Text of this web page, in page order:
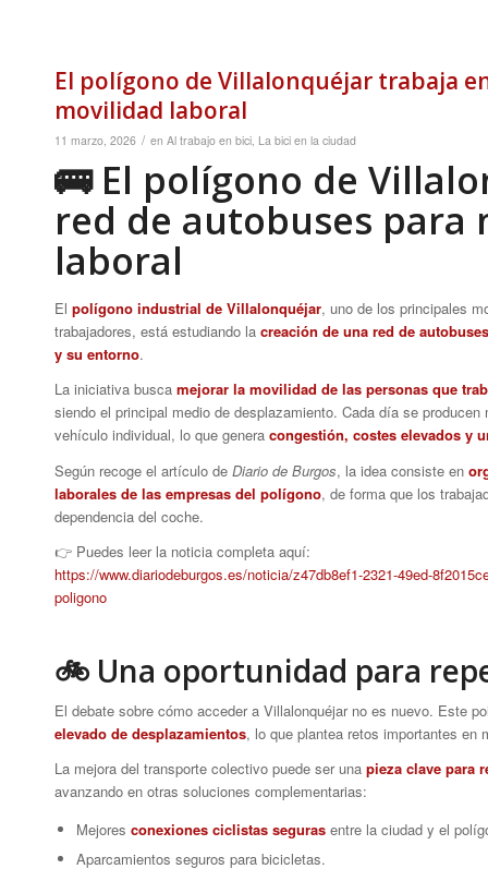
El polígono de Villalonquéjar trabaja
movilidad laboral
11 marzo, 2026 / en Al trabajo en bici, La bici en la ciudad
🚌 El polígono de
red de autobuses
laboral
El polígono industrial de Villalonquéjar, uno de los principales
trabajadores, está estudiando la creación de una red de
y su entorno.
La iniciativa busca mejorar la movilidad de las personas que
siendo el principal medio de desplazamiento. Cada día se
vehículo individual, lo que genera congestión, costes elevados y
Según recoge el artículo de Diario de Burgos, la idea consiste en
laborales de las empresas del polígono, de forma que los
dependencia del coche.
👉 Puedes leer la noticia completa aquí:
https://www.diariodeburgos.es/noticia/z47db8ef1-2321-49ed-
poligono
🚲 Una oportunidad para
El debate sobre cómo acceder a Villalonquéjar no es nuevo. Este
elevado de desplazamientos, lo que plantea retos importantes en
La mejora del transporte colectivo puede ser una pieza clave para
avanzando en otras soluciones complementarias:
Mejores conexiones ciclistas seguras entre la ciudad y el
Aparcamientos seguros para bicicletas.